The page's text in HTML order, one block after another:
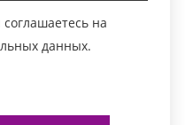
на
данных.